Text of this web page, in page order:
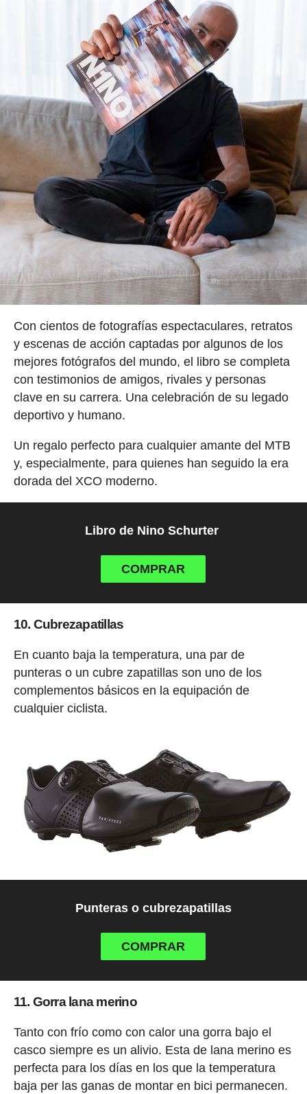
Con cientos de fotografías espectaculares, retratos
y escenas de acción captadas por algunos de los
mejores fotógrafos del mundo, el libro se completa
con testimonios de amigos, rivales y personas
clave en su carrera. Una celebración de su legado
deportivo y humano.
Un regalo perfecto para cualquier amante del MTB
y, especialmente, para quienes han seguido la era
dorada del XCO moderno.
Libro de Nino Schurter
COMPRAR
10. Cubrezapatillas
En cuanto baja la temperatura, una par de
punteras o un cubre zapatillas son uno de los
complementos básicos en la equipación de
cualquier ciclista.
Punteras o cubrezapatillas
COMPRAR
11. Gorra lana merino
Tanto con frío como con calor una gorra bajo el
casco siempre es un alivio. Esta de lana merino es
perfecta para los días en los que la temperatura
baja per las ganas de montar en bici permanecen.